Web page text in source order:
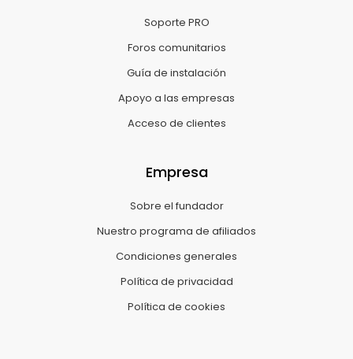
Soporte PRO
Foros comunitarios
Guía de instalación
Apoyo a las empresas
Acceso de clientes
Empresa
Sobre el fundador
Nuestro programa de afiliados
Condiciones generales
Política de privacidad
Política de cookies